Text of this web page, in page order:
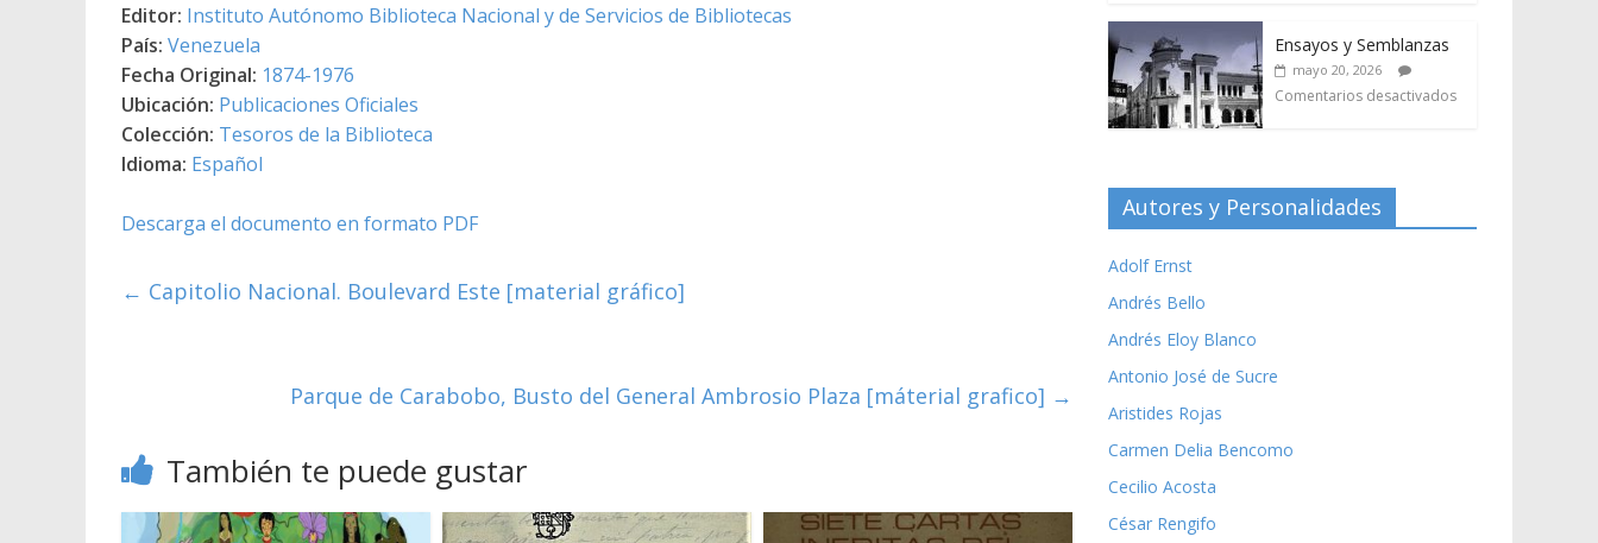
Editor: Instituto Autónomo Biblioteca Nacional y de Servicios de Bibliotecas
País: Venezuela
Fecha Original: 1874-1976
Ubicación: Publicaciones Oficiales
Colección: Tesoros de la Biblioteca
Idioma: Español
Descarga el documento en formato PDF
← Capitolio Nacional. Boulevard Este [material gráfico]
Parque de Carabobo, Busto del General Ambrosio Plaza [máterial grafico] →
También te puede gustar
Ensayos y Semblanzas
mayo 20, 2026
Comentarios desactivados
Autores y Personalidades
Adolf Ernst
Andrés Bello
Andrés Eloy Blanco
Antonio José de Sucre
Aristides Rojas
Carmen Delia Bencomo
Cecilio Acosta
César Rengifo